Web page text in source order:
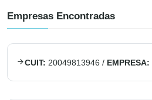
Empresas Encontradas
CUIT: 20049813946 / EMPRESA: